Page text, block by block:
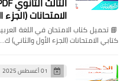
الامتحانات (الجزء
كتابي الامتحانات (الجزء الأول والثاني) ك…
01 أغسطس 2025